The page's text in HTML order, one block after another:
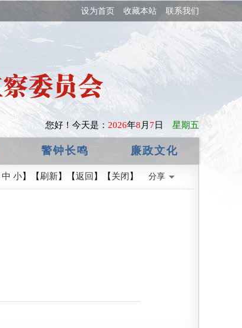
设为首页 收藏本站 联系我们
您好！ 今天是： 2026年8 月 7 日 星期五
警钟长鸣 廉政文化
中 小】【刷新】【返回 】【关闭 】 分享